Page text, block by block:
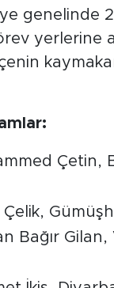
genelinde
yerlerine
Çetin,
Bağır